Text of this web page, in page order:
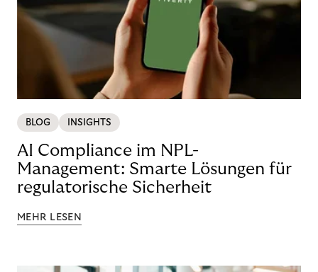
BLOG INSIGHTS
AI Compliance im NPL-
Management: Smarte Lösungen für
regulatorische Sicherheit
MEHR LESEN